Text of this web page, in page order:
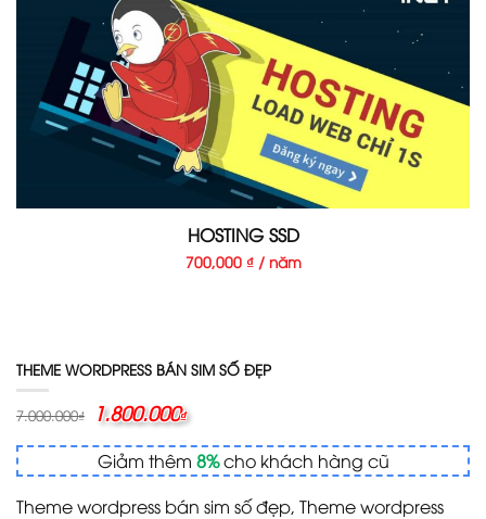
HOSTING SSD
700,000 ₫ / năm
THEME WORDPRESS BÁN SIM SỐ ĐẸP
7.000.000₫ Giá
gốc
là:
7.000.000₫.
1.800.000₫Giá
hiện
tại
là:
1.800.000₫.
Giảm thêm 8%cho khách hàng cũ
Theme wordpress bán sim số đẹp, Theme wordpress